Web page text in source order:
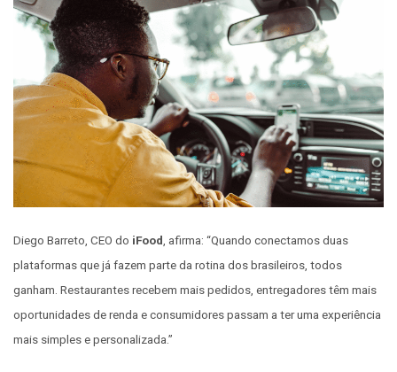
Diego Barreto, CEO do iFood , afirma: “Quando conectamos duas
plataformas que já fazem parte da rotina dos brasileiros, todos
ganham. Restaurantes recebem mais pedidos, entregadores têm mais
oportunidades de renda e consumidores passam a ter uma experiência
mais simples e personalizada.”